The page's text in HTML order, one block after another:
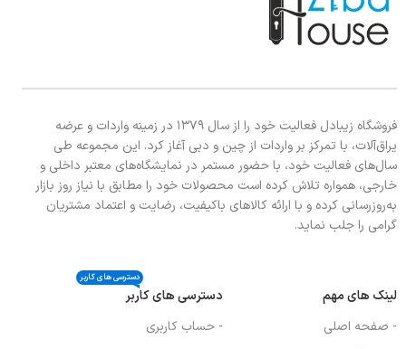
فروشگاه زیبادل فعالیت خود را از سال ۱۳۷۹ در زمینه واردات و عرضه
یراق‌آلات، با تمرکز بر واردات از چین و دبی آغاز کرد. این مجموعه طی
سال‌های فعالیت خود، با حضور مستمر در نمایشگاه‌های معتبر داخلی و
خارجی، همواره تلاش کرده است محصولات خود را مطابق با نیاز روز بازار
به‌روزرسانی کرده و با ارائه کالاهای باکیفیت، رضایت و اعتماد مشتریان
گرامی را جلب نماید.
لینک های مهم
- صفحه اصلی
دسترسی های کاربر
دسترسی های کاربر
- حساب کاربری